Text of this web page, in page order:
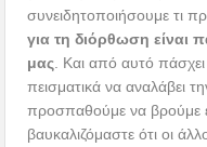
συνειδητοποιήσουμε τι
για τη διόρθωση
μας . Και από αυτό
πεισματικά να αναλάβει
προσπαθούμε να βρούμε
βαυκαλιζόμαστε ότι οι